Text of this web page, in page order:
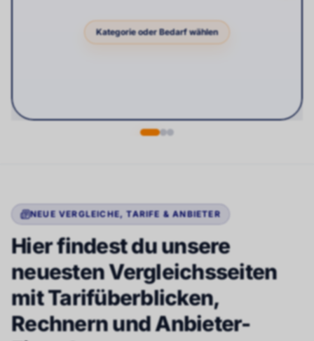
Kategorie oder Bedarf wählen
NEUE VERGLEICHE, TARIFE & ANBIETER
Hier findest du unsere
neuesten Vergleichsseiten
mit Tarifüberblicken,
Rechnern und Anbieter-